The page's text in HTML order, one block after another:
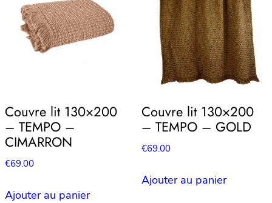
Couvre lit 130×200
– TEMPO –
CIMARRON
€69.00
Ajouter au panier
Couvre lit 130×200
– TEMPO – GOLD
€69.00
Ajouter au panier